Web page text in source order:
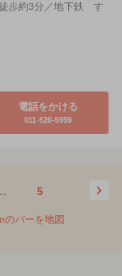
歩約3分／地下鉄 す
電話をかける
011-520-5959
5
バーを地図